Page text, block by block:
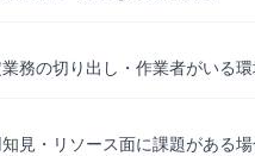
務の切り出し・作業者がいる
見・リソース面に課題がある